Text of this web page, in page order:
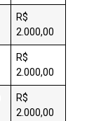
R$
2.000,00
R$
2.000,00
R$
2.000,00